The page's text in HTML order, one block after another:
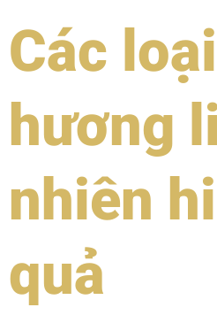
Các loại
hương
nhiên
quả